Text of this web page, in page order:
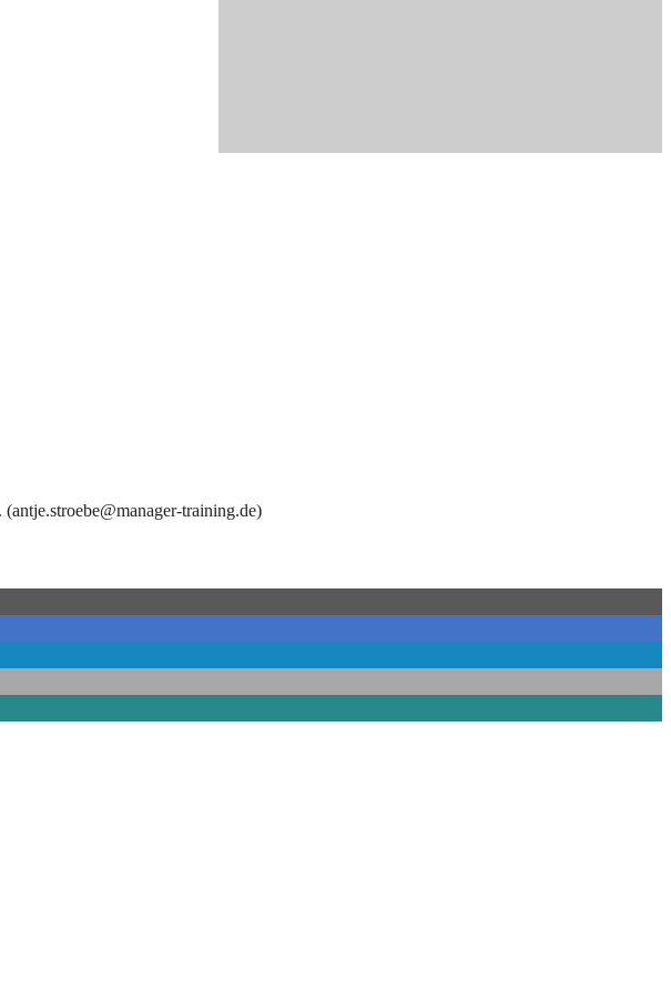
(antje.stroebe@manager-training.de)